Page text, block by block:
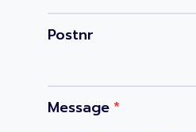
Postnr
Message*